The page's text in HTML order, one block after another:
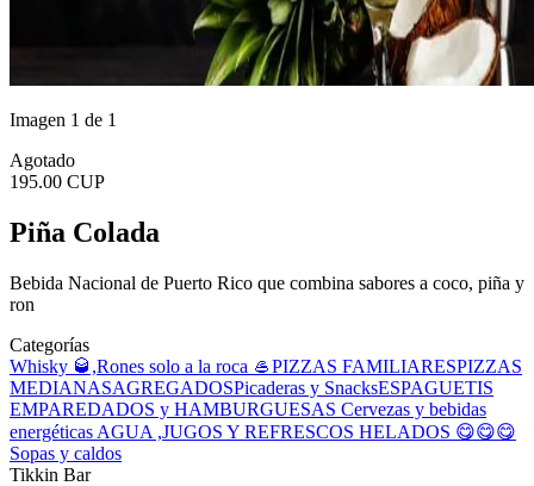
Imagen 1 de 1
Agotado
195.00 CUP
Piña Colada
Bebida Nacional de Puerto Rico que combina sabores a coco, piña y
ron
Categorías
Whisky 🥃,Rones solo a la roca 🥌PIZZAS FAMILIARESPIZZAS
MEDIANASAGREGADOSPicaderas y SnacksESPAGUETIS
EMPAREDADOS y HAMBURGUESAS Cervezas y bebidas
energéticas AGUA ,JUGOS Y REFRESCOS HELADOS 😋😋😋
Sopas y caldos
Tikkin Bar